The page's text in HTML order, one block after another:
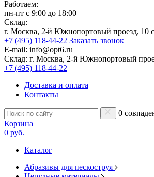
Работаем:
пн-пт с 9:00 до 18:00
Склад:
г. Москва, 2-й Южнопортовый проезд, 10
+7 (495) 118-44-22 Заказать звонок
E-mail: info@opt6.ru
Склад: г. Москва, 2-й Южнопортовый
+7 (495) 118-44-22
Доставка и оплата
Контакты
0
Корзина
0 руб.
Каталог
Абразивы для пескоструя